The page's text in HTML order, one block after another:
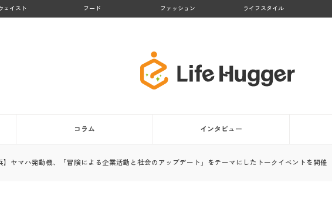
ェイスト フード ファッション ライフスタイル
コラム インタビュー
】ヤマハ発動機、「冒険による企業活動と社会のアップデート」をテーマにしたトークイベントを開催